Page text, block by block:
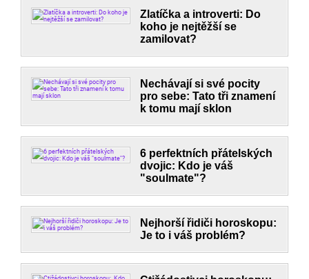
Zlatíčka a introverti: Do
koho je nejtěžší se
zamilovat?
Nechávají si své pocity
pro sebe: Tato tři znamení
k tomu mají sklon
6 perfektních přátelských
dvojic: Kdo je váš
"soulmate"?
Nejhorší řidiči horoskopu:
Je to i váš problém?